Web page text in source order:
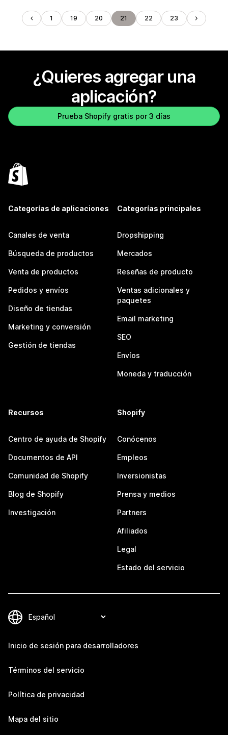
1 19 20 21 22 23
¿Quieres agregar una
aplicación?
Prueba Shopify gratis por 3 días
Categorías de aplicaciones
Canales de venta
Búsqueda de productos
Venta de productos
Pedidos y envíos
Diseño de tiendas
Marketing y conversión
Gestión de tiendas
Categorías principales
Dropshipping
Mercados
Reseñas de producto
Ventas adicionales y
paquetes
Email marketing
SEO
Envíos
Moneda y traducción
Recursos
Centro de ayuda de Shopify
Documentos de API
Comunidad de Shopify
Blog de Shopify
Investigación
Shopify
Conócenos
Empleos
Inversionistas
Prensa y medios
Partners
Afiliados
Legal
Estado del servicio
Inicio de sesión para desarrolladores
Términos del servicio
Política de privacidad
Mapa del sitio